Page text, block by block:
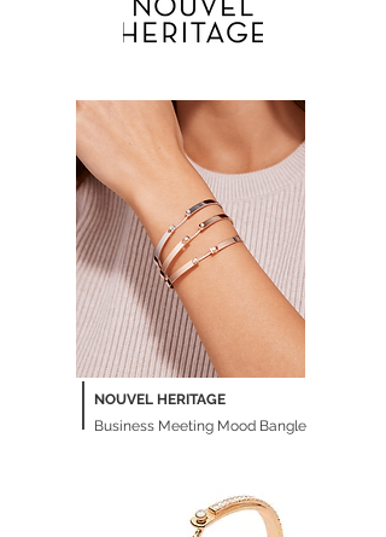
NOUVEL HERITAGE
Business Meeting Mood Bangle